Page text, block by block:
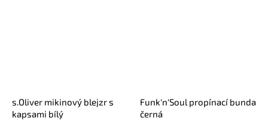
s.Oliver mikinový blejzr s
kapsami bílý
Funk'n'Soul propínací bunda
černá